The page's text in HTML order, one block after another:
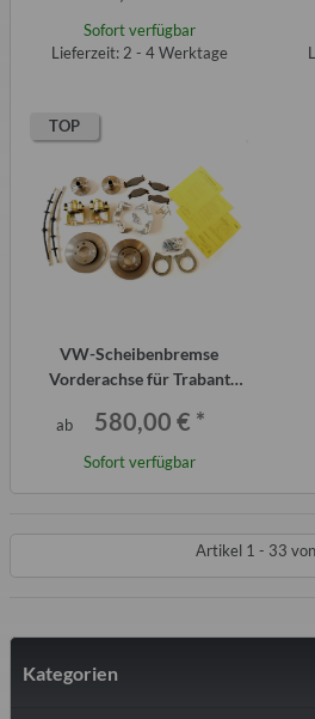
Sofort verfügbar
Lieferzeit: 2 - 4 Werktage
TOP
VW-Scheibenbremse
Vorderachse für Trabant
ab 580,00 € *
Sofort verfügbar
Artikel 1 - 33
Kategorien